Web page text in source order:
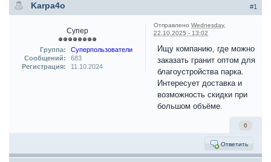
#1
Karpa4o
Супер
Группа:
Суперпользователи
Сообщений:
683
Регистрация:
11.10.2024
Отправлено Wednesday,
22.10.2025 - 13:02
Ищу компанию, где можно
заказать гранит оптом для
благоустройства парка.
Интересует доставка и
возможность скидки при
большом объёме.
0
Ответить